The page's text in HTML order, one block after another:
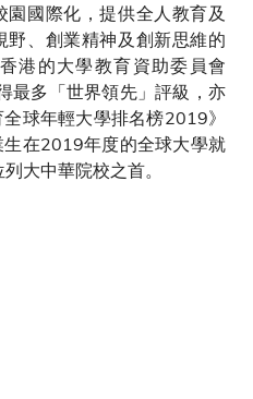
國際化，提供全人教育及
、創業精神及創新思維的
港的大學教育資助委員會
最多「世界領先」評級，亦
球年輕大學排名榜2019》
在2019年度的全球大學就
大中華院校之首。